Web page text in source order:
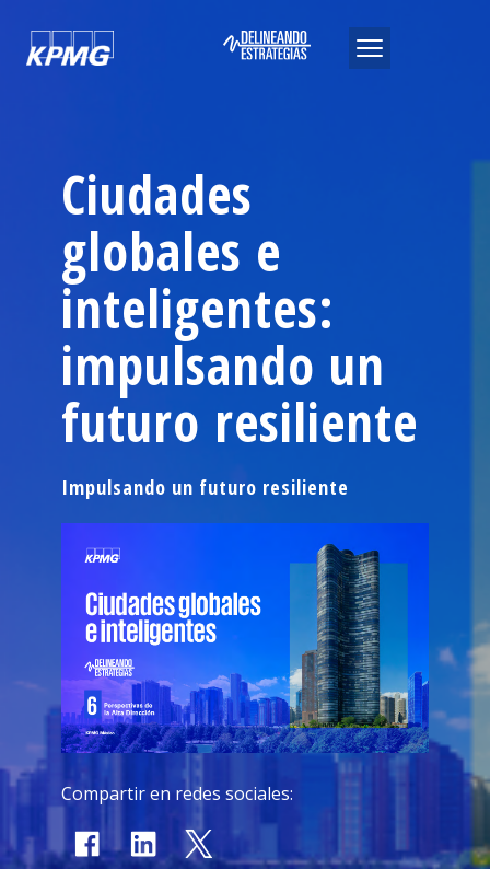
Ciudades
globales e
inteligentes:
impulsando un
futuro resiliente
Impulsando un futuro resiliente
Compartir en redes sociales: